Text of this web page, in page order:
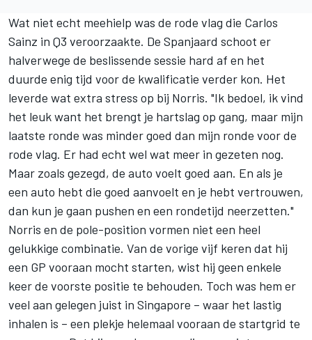
Wat niet echt meehielp was de rode vlag die Carlos
Sainz in Q3 veroorzaakte. De Spanjaard schoot er
halverwege de beslissende sessie hard af en het
duurde enig tijd voor de kwalificatie verder kon. Het
leverde wat extra stress op bij Norris. "Ik bedoel, ik vind
het leuk want het brengt je hartslag op gang, maar mijn
laatste ronde was minder goed dan mijn ronde voor de
rode vlag. Er had echt wel wat meer in gezeten nog.
Maar zoals gezegd, de auto voelt goed aan. En als je
een auto hebt die goed aanvoelt en je hebt vertrouwen,
dan kun je gaan pushen en een rondetijd neerzetten."
Norris en de pole-position vormen niet een heel
gelukkige combinatie. Van de vorige vijf keren dat hij
een GP vooraan mocht starten, wist hij geen enkele
keer de voorste positie te behouden. Toch was hem er
veel aan gelegen juist in Singapore – waar het lastig
inhalen is – een plekje helemaal vooraan de startgrid te